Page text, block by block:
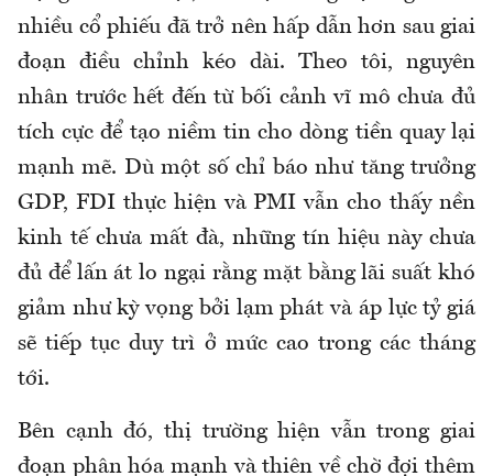
nhiều cổ phiếu đã trở nên hấp dẫn hơn sau giai
đoạn điều chỉnh kéo dài. Theo tôi, nguyên
nhân trước hết đến từ bối cảnh vĩ mô chưa đủ
tích cực để tạo niềm tin cho dòng tiền quay lại
mạnh mẽ. Dù một số chỉ báo như tăng trưởng
GDP, FDI thực hiện và PMI vẫn cho thấy nền
kinh tế chưa mất đà, những tín hiệu này chưa
đủ để lấn át lo ngại rằng mặt bằng lãi suất khó
giảm như kỳ vọng bởi lạm phát và áp lực tỷ giá
sẽ tiếp tục duy trì ở mức cao trong các tháng
tới.
Bên cạnh đó, thị trường hiện vẫn trong giai
đoạn phân hóa mạnh và thiên về chờ đợi thêm